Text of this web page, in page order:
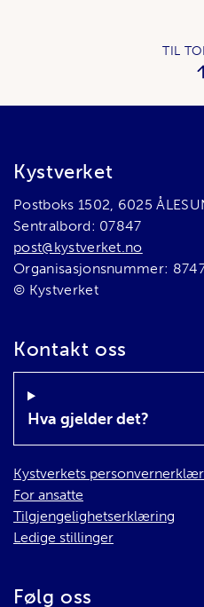
TIL
Bunnområde
Kystverket
Postboks 1502, 6025
Sentralbord: 07847
post@kystverket.no
Organisasjonsnummer:
© Kystverket
Kontakt oss
Hva gjelder det?
Kystverkets
For ansatte
Tilgjengelighetserklæring
Ledige stillinger
Følg oss